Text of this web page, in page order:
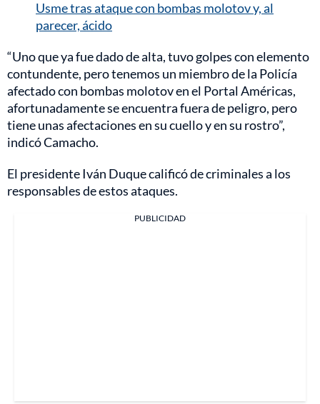
Usme tras ataque con bombas molotov y, al
parecer, ácido
“Uno que ya fue dado de alta, tuvo golpes con elemento
contundente, pero tenemos un miembro de la Policía
afectado con bombas molotov en el Portal Américas,
afortunadamente se encuentra fuera de peligro, pero
tiene unas afectaciones en su cuello y en su rostro”,
indicó Camacho.
El presidente Iván Duque calificó de criminales a los
responsables de estos ataques.
PUBLICIDAD